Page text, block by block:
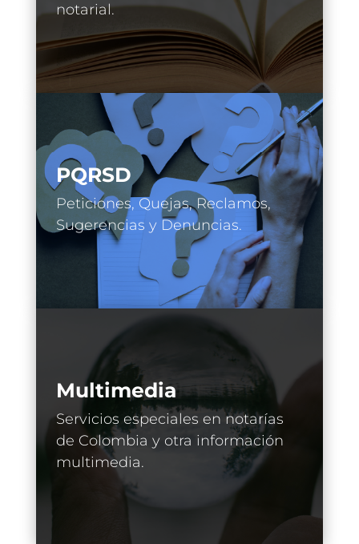
notarial.
PQRSD
Peticiones, Quejas, Reclamos,
Sugerencias y Denuncias.
Multimedia
Servicios especiales en notarías
de Colombia y otra información
multimedia.